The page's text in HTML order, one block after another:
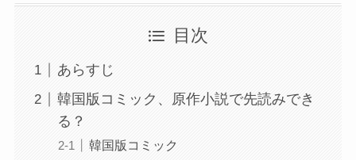
目次
あらすじ
韓国版コミック、原作小説で先読みでき
る？
韓国版コミック